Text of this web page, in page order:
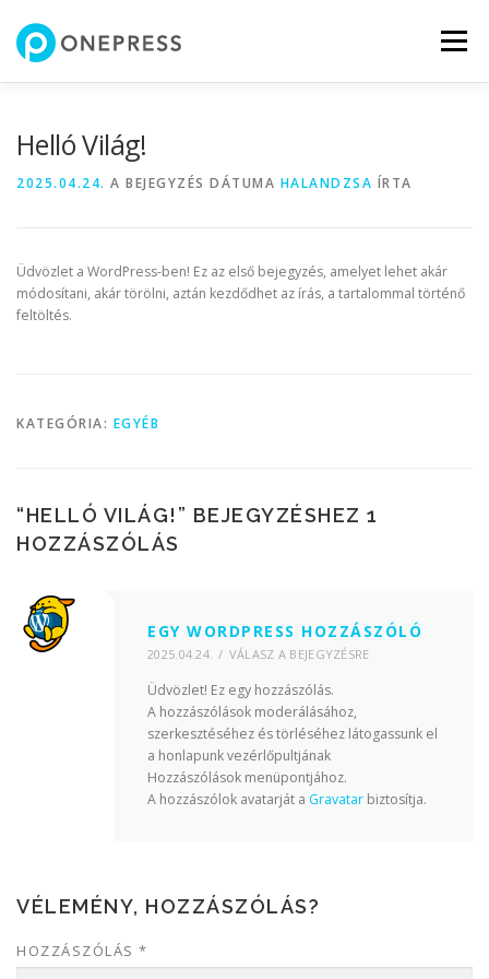
tartalomhoz
Menü
Helló Világ!
2025.04.24. A BEJEGYZÉS DÁTUMA HALANDZSA ÍRTA
Üdvözlet a WordPress-ben! Ez az első bejegyzés, amelyet lehet akár
módosítani, akár törölni, aztán kezdődhet az írás, a tartalommal történő
feltöltés.
KATEGÓRIA: EGYÉB
“HELLÓ VILÁG! ” BEJEGYZÉSHEZ 1
HOZZÁSZÓLÁS
EGY WORDPRESS HOZZÁSZÓLÓ
2025.04.24. VÁLASZ A BEJEGYZÉSRE
Üdvözlet! Ez egy hozzászólás.
A hozzászólások moderálásához,
szerkesztéséhez és törléséhez látogassunk el
a honlapunk vezérlőpultjának
Hozzászólások menüpontjához.
A hozzászólok avatarját a Gravatar biztosítja.
VÉLEMÉNY, HOZZÁSZÓLÁS?
HOZZÁSZÓLÁS *